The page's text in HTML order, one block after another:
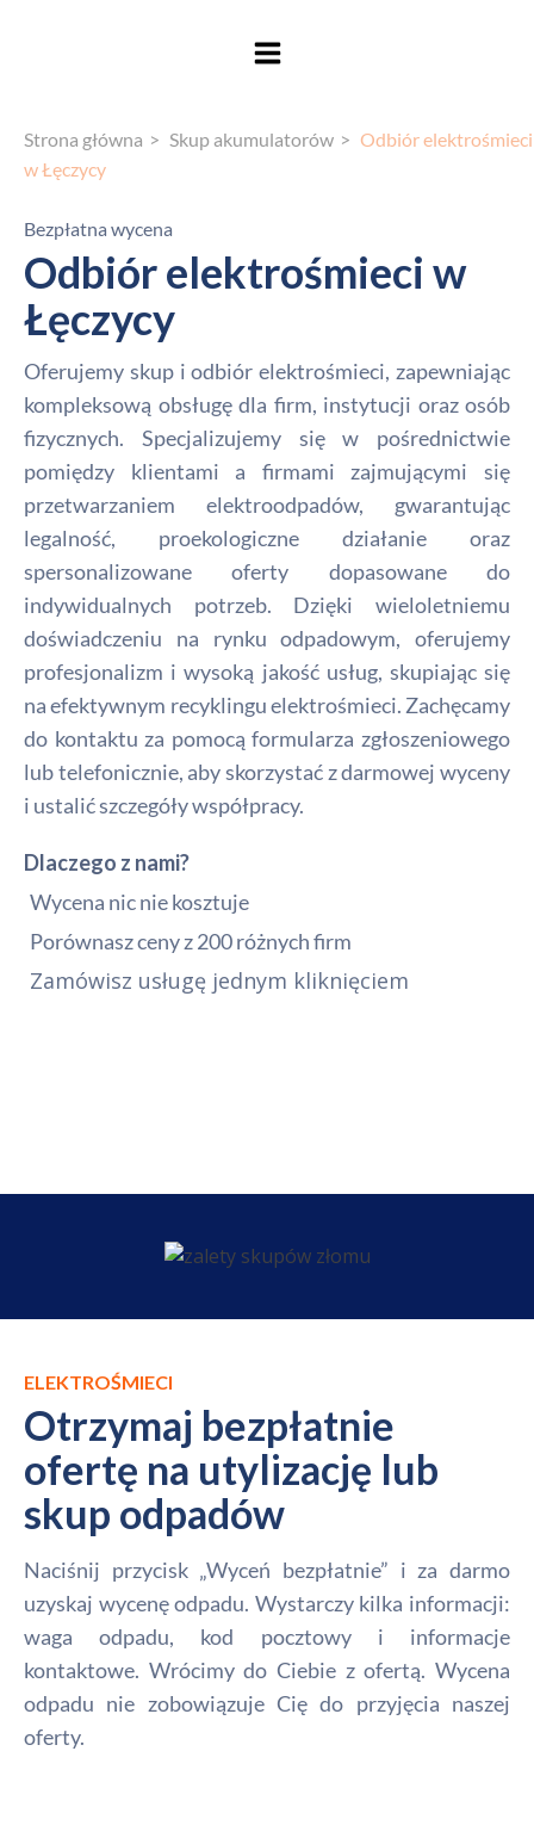
Strona główna Skup akumulatorów
Odbiór elektrośmieci
w Łęczycy
Bezpłatna wycena
Odbiór elektrośmieci w
Łęczycy
Oferujemy skup i odbiór elektrośmieci, zapewniając
kompleksową obsługę dla firm, instytucji oraz osób
fizycznych. Specjalizujemy się w pośrednictwie
pomiędzy klientami a firmami zajmującymi się
przetwarzaniem elektroodpadów, gwarantując
legalność, proekologiczne działanie oraz
spersonalizowane oferty dopasowane do
indywidualnych potrzeb. Dzięki wieloletniemu
doświadczeniu na rynku odpadowym, oferujemy
profesjonalizm i wysoką jakość usług, skupiając się
na efektywnym recyklingu elektrośmieci. Zachęcamy
do kontaktu za pomocą formularza zgłoszeniowego
lub telefonicznie, aby skorzystać z darmowej wyceny
i ustalić szczegóły współpracy.
Dlaczego z nami?
Wycena nic nie kosztuje
Porównasz ceny z 200 różnych firm
Zamówisz usługę jednym kliknięciem
ELEKTROŚMIECI
Otrzymaj bezpłatnie
ofertę na utylizację lub
skup odpadów
Naciśnij przycisk „Wyceń bezpłatnie” i za darmo
uzyskaj wycenę odpadu. Wystarczy kilka informacji:
waga odpadu, kod pocztowy i informacje
kontaktowe. Wrócimy do Ciebie z ofertą. Wycena
odpadu nie zobowiązuje Cię do przyjęcia naszej
oferty.